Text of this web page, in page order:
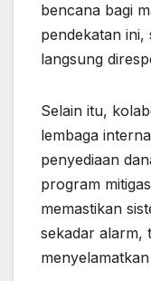
bencana bagi
pendekatan ini,
langsung
Selain itu,
lembaga
penyediaan
program
memastikan
sekadar alarm,